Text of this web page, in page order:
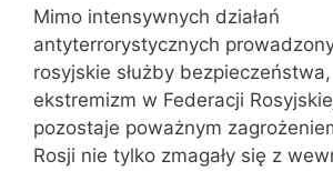
Mimo intensywnych działań
antyterrorystycznych
rosyjskie służby
ekstremizm w Federacji
pozostaje poważnym
Rosji nie tylko zmagały się z